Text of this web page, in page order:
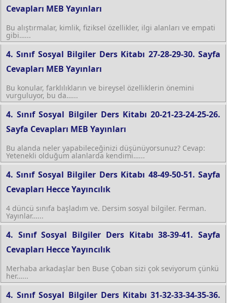
Cevapları MEB Yayınları
Bu alıştırmalar, kimlik, fiziksel özellikler, ilgi alanları ve empati
gibi…...
4. Sınıf Sosyal Bilgiler Ders Kitabı 27-28-29-30. Sayfa
Cevapları MEB Yayınları
Bu konular, farklılıkların ve bireysel özelliklerin önemini
vurguluyor, bu da…...
4. Sınıf Sosyal Bilgiler Ders Kitabı 20-21-23-24-25-26.
Sayfa Cevapları MEB Yayınları
Bu alanda neler yapabileceğinizi düşünüyorsunuz? Cevap:
Yetenekli olduğum alanlarda kendimi…...
4. Sınıf Sosyal Bilgiler Ders Kitabı 48-49-50-51. Sayfa
Cevapları Hecce Yayıncılık
4 düncü sınıfa başladım ve. Dersim sosyal bilgiler. Ferman.
Yayınlar…...
4. Sınıf Sosyal Bilgiler Ders Kitabı 38-39-41. Sayfa
Cevapları Hecce Yayıncılık
Merhaba arkadaşlar ben Buse Çoban sizi çok seviyorum çünkü
her…...
4. Sınıf Sosyal Bilgiler Ders Kitabı 31-32-33-34-35-36.